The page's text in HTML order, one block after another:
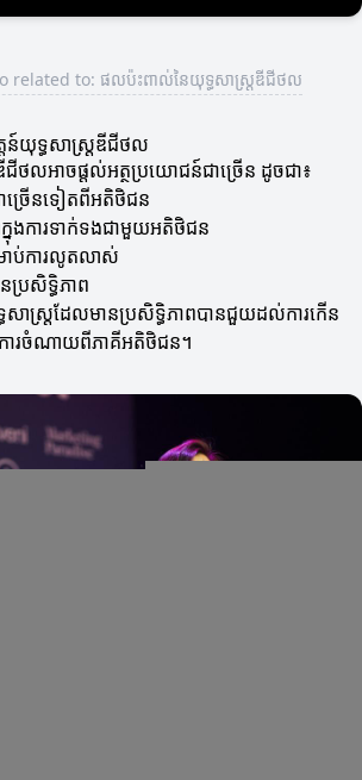
related to: ផលប៉ះពាល់នៃយុទ្ធសាស្ត្រឌីជីថល
តន៍យុទ្ធសាស្ត្រឌីជីថល
ជីថលអាចផ្តល់អត្ថប្រយោជន៍ជាច្រើន ដូចជា៖
ាច្រើនទៀតពីអតិថិជន
នុងការទាក់ទងជាមួយអតិថិជន
រាប់ការលូតលាស់
រសិទ្ធិភាព
សាស្ត្រដែលមានប្រសិទ្ធិភាពបានជួយដល់ការកើន
ការចំណាយពីភាគីអតិថិជន។